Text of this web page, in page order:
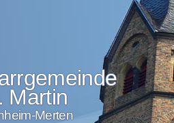
Martin
Merten